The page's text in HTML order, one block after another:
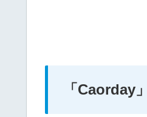
「Caorday